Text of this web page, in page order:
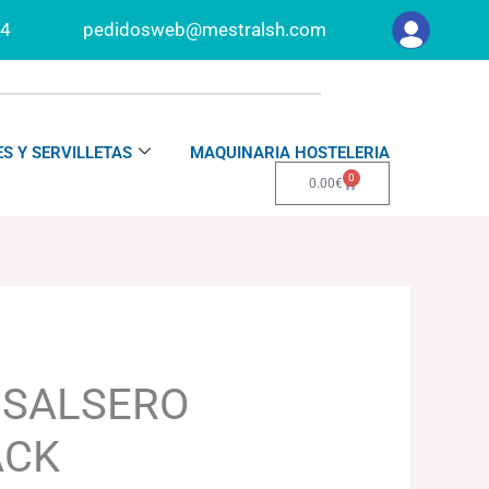
pedidosweb@mestralsh.com
Y SERVILLETAS
MAQUINARIA HOSTELERIA
0.00€ 0
Carrito